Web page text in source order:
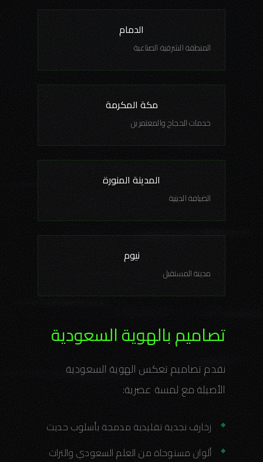
الدمام
المنطقة الشرقية الصناعية
مكة المكرمة
خدمات الحجاج والمعتمرين
المدينة المنورة
الضيافة الدينية
نيوم
مدينة المستقبل
تصاميم بالهوية السعودية
نقدم تصاميم تعكس الهوية السعودية
الأصيلة مع لمسة عصرية:
زخارف نجدية تقليدية مدمجة بأسلوب حديث
ألوان مستوحاة من العلم السعودي والتراث